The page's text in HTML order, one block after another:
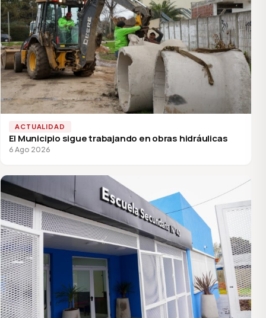
ACTUALIDAD
El Municipio sigue trabajando en obras hidráulicas
6 Ago 2026